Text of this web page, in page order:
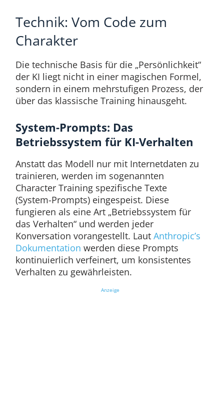
Technik: Vom Code zum
Charakter
Die technische Basis für die „Persönlichkeit“
der KI liegt nicht in einer magischen Formel,
sondern in einem mehrstufigen Prozess, der
über das klassische Training hinausgeht.
System-Prompts: Das
Betriebssystem für KI-Verhalten
Anstatt das Modell nur mit Internetdaten zu
trainieren, werden im sogenannten
Character Training spezifische Texte
(System-Prompts) eingespeist. Diese
fungieren als eine Art „Betriebssystem für
das Verhalten“ und werden jeder
Konversation vorangestellt. Laut Anthropic’s
Dokumentation werden diese Prompts
kontinuierlich verfeinert, um konsistentes
Verhalten zu gewährleisten.
Anzeige